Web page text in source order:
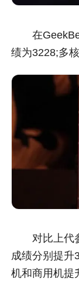
在
绩为3228;多
对比上代参
成绩分别提升
机和商用机提